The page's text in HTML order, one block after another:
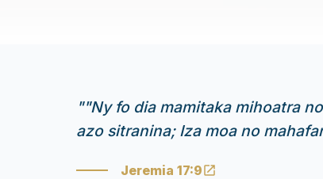
""Ny fo dia mamitaka mihoatra
azo sitranina; Iza moa no
Jeremia 17:9